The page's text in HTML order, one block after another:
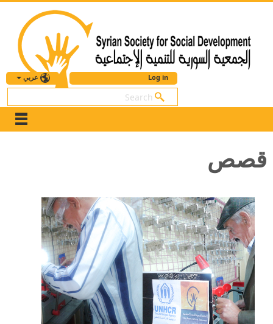
عربي Log in
بحث
قصص